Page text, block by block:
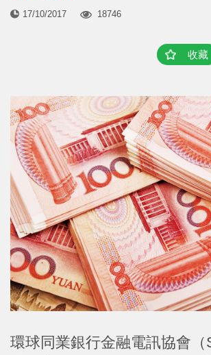
17/10/2017 18746
收藏
環球同業銀行金融電訊協會（